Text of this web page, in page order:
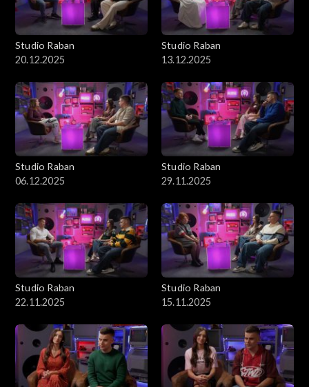
Studio Raban
20.12.2025
Studio Raban
13.12.2025
Studio Raban
06.12.2025
Studio Raban
29.11.2025
Studio Raban
22.11.2025
Studio Raban
15.11.2025